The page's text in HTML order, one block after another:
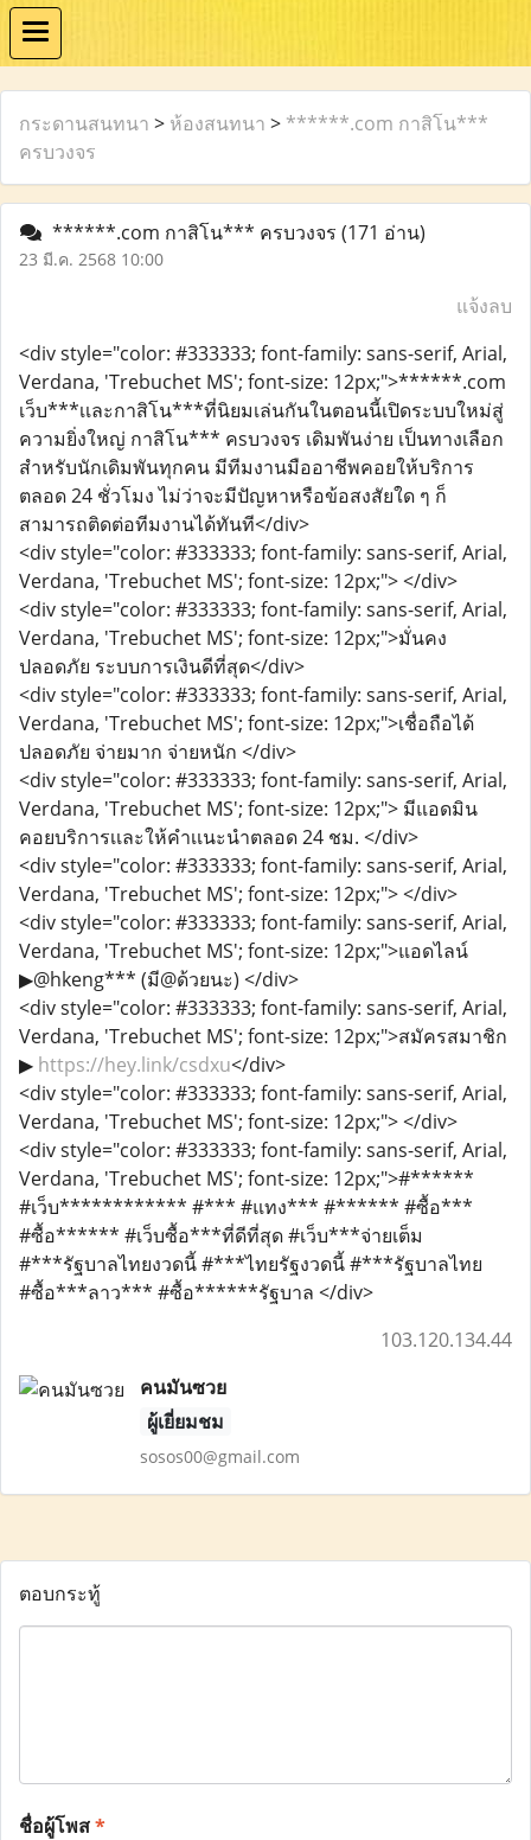
กระดานสนทนา > ห้องสนทนา > ******.com กาสิโน***
ครบวงจร
******.com กาสิโน*** ครบวงจร (171 อ่าน)
23 มี.ค. 2568 10:00
แจ้งลบ
<div style="color: #333333; font-family: sans-serif, Arial,
Verdana, 'Trebuchet MS'; font-size: 12px;">******.com
เว็บ***เเละกาสิโน***ที่นิยมเล่นกันในตอนนี้เปิดระบบใหม่สู่
ความยิ่งใหญ่ กาสิโน*** คsบวงจร เดิมพันง่าย เป็นทางเลือก
สำหรับนักเดิมพันทุกคน มีทีมงานมืออาชีพคอยให้บริการ
ตลอด 24 ชั่วโมง ไม่ว่าจะมีปัญหาหรือข้อสงสัยใด ๆ ก็
สามารถติดต่อทีมงานได้ทันที</div>
<div style="color: #333333; font-family: sans-serif, Arial,
Verdana, 'Trebuchet MS'; font-size: 12px;"> </div>
<div style="color: #333333; font-family: sans-serif, Arial,
Verdana, 'Trebuchet MS'; font-size: 12px;">มั่นคง
ปลอดภัย ระบบการเงินดีที่สุด</div>
<div style="color: #333333; font-family: sans-serif, Arial,
Verdana, 'Trebuchet MS'; font-size: 12px;">เชื่อถือได้
ปลอดภัย จ่ายมาก จ่ายหนัก </div>
<div style="color: #333333; font-family: sans-serif, Arial,
Verdana, 'Trebuchet MS'; font-size: 12px;"> มีแอดมิน
คอยบริการเเละให้คำเเนะนำตลอด 24 ชม. </div>
<div style="color: #333333; font-family: sans-serif, Arial,
Verdana, 'Trebuchet MS'; font-size: 12px;"> </div>
<div style="color: #333333; font-family: sans-serif, Arial,
Verdana, 'Trebuchet MS'; font-size: 12px;">แอดไลน์
▶@hkeng*** (มี@ด้วยนะ) </div>
<div style="color: #333333; font-family: sans-serif, Arial,
Verdana, 'Trebuchet MS'; font-size: 12px;">สมัครสมาชิก
▶ https://hey.link/csdxu</div>
<div style="color: #333333; font-family: sans-serif, Arial,
Verdana, 'Trebuchet MS'; font-size: 12px;"> </div>
<div style="color: #333333; font-family: sans-serif, Arial,
Verdana, 'Trebuchet MS'; font-size: 12px;">#******
#เว็บ************ #*** #แทง*** #****** #ซื้อ***
#ซื้อ****** #เว็บซื้อ***ที่ดีที่สุด #เว็บ***จ่ายเต็ม
#***รัฐบาลไทยงวดนี้ #***ไทยรัฐงวดนี้ #***รัฐบาลไทย
#ซื้อ***ลาว*** #ซื้อ******รัฐบาล </div>
103.120.134.44
คนมันซวย
ผู้เยี่ยมชม
sosos00@gmail.com
ตอบกระทู้
ชื่อผู้โพส*